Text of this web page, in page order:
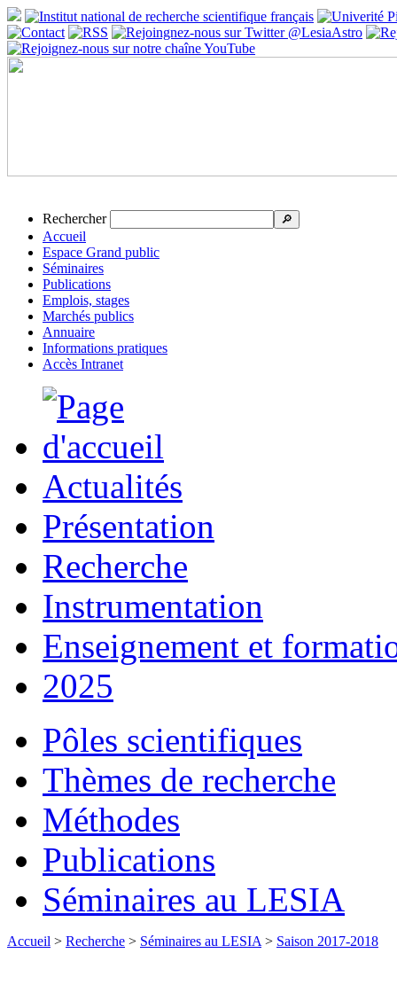
Rechercher 🔎
Accueil
Espace Grand public
Séminaires
Publications
Emplois, stages
Marchés publics
Annuaire
Informations pratiques
Accès Intranet
Actualités
Présentation
Recherche
Instrumentation
Enseignement et
2025
Pôles scientifiques
Thèmes de recherche
Méthodes
Publications
Séminaires au LESIA
Accueil > Recherche > Séminaires au LESIA > Saison 2017-2018